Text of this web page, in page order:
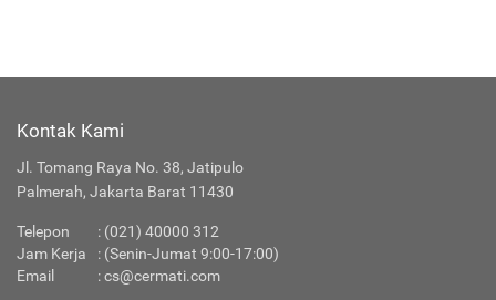
Kontak Kami
Jl. Tomang Raya No. 38, Jatipulo
Palmerah, Jakarta Barat 11430
Telepon : (021) 40000 312
Jam Kerja
: (Senin-Jumat 9:00-17:00)
Email
:cs@cermati.com